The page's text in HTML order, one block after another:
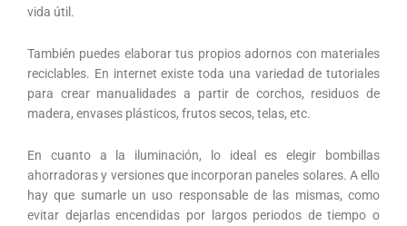
vida útil.
También puedes elaborar tus propios adornos con materiales
reciclables. En internet existe toda una variedad de tutoriales
para crear manualidades a partir de corchos, residuos de
madera, envases plásticos, frutos secos, telas, etc.
En cuanto a la iluminación, lo ideal es elegir bombillas
ahorradoras y versiones que incorporan paneles solares. A ello
hay que sumarle un uso responsable de las mismas, como
evitar dejarlas encendidas por largos periodos de tiempo o